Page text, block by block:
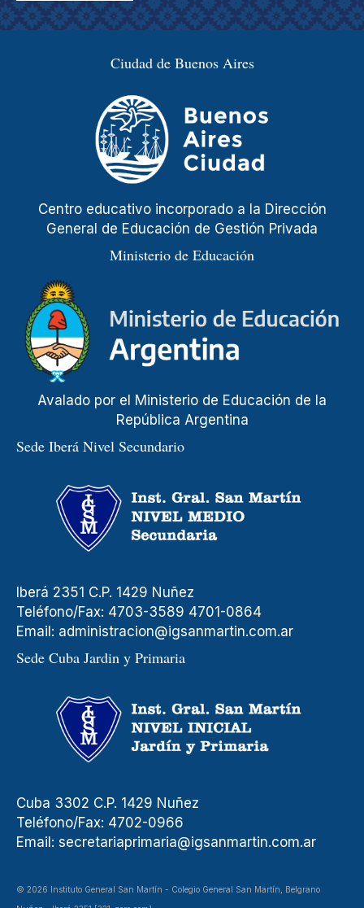
Ciudad de Buenos Aires
Centro educativo incorporado a la Dirección
General de Educación de Gestión Privada
Ministerio de Educación
Avalado por el Ministerio de Educación de la
República Argentina
Sede Iberá Nivel Secundario
Iberá 2351 C.P. 1429 Nuñez
Teléfono/Fax: 4703-3589 4701-0864
Email: administracion@igsanmartin.com.ar
Sede Cuba Jardin y Primaria
Cuba 3302 C.P. 1429 Nuñez
Teléfono/Fax: 4702-0966
Email: secretariaprimaria@igsanmartin.com.ar
© 2026 Instituto General San Martín - Colegio General San Martín, Belgrano